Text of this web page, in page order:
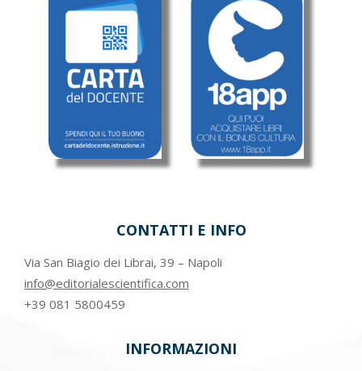
CONTATTI E INFO
Via San Biagio dei Librai, 39 – Napoli
info@editorialescientifica.com
+39 081 5800459
INFORMAZIONI